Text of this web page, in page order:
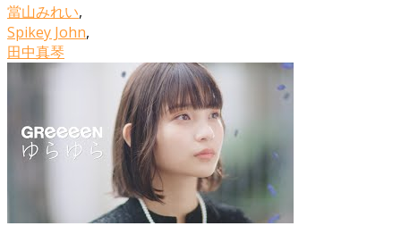
當山みれい,
Spikey John,
田中真琴